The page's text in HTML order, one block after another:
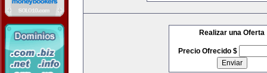
Realizar una Oferta
Precio Ofrecido $